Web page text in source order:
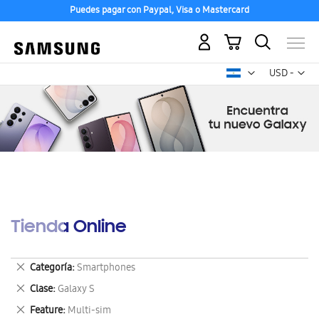
Puedes pagar con Paypal, Visa o Mastercard
USD -
dólar
Mi carrito
Tienda Online
Categoría Smartphones
Eliminar
este
artículo
Clase Galaxy S
Eliminar
este
Feature Multi-sim
Eliminar